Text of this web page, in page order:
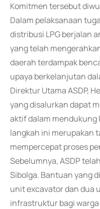
Komitmen tersebut
Dalam pelaksanaan
distribusi LPG berjalan
yang telah
daerah terdampak
upaya berkelanjutan
Direktur Utama ASDP,
yang disalurkan dapat
aktif dalam mendukung
langkah ini merupakan
mempercepat proses
Sebelumnya, ASDP
Sibolga. Bantuan yang
unit excavator dan dua
infrastruktur bagi